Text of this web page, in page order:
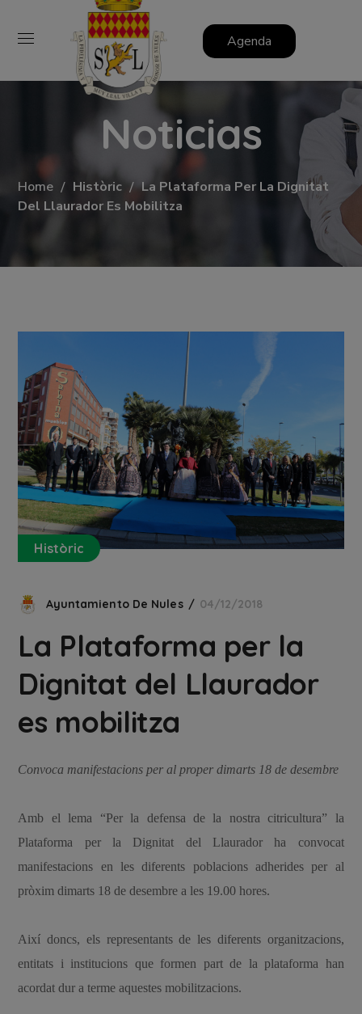
Agenda
Noticias
Home Històric
La Plataforma Per La Dignitat
Del Llaurador Es Mobilitza
Històric
Ayuntamiento De Nules 04/12/2018
La Plataforma per la
Dignitat del Llaurador
es mobilitza
Convoca manifestacions per al proper dimarts 18 de desembre
Amb el lema “Per la defensa de la nostra citricultura” la
Plataforma per la Dignitat del Llaurador ha convocat
manifestacions en les diferents poblacions adherides per al
pròxim dimarts 18 de desembre a les 19.00 hores.
Així doncs, els representants de les diferents organitzacions,
entitats i institucions que formen part de la plataforma han
acordat dur a terme aquestes mobilitzacions.